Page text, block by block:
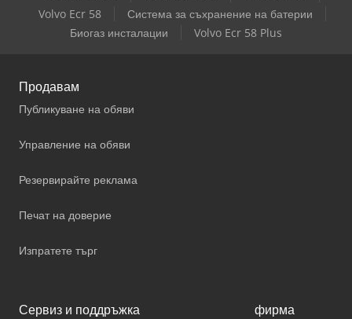
Volvo Ecr 58
Система за съхранение на батерии
Биогаз инсталации
Volvo Ecr 58 Plus
Продавам
Публикуване на обяви
Управление на обяви
Резервирайте реклама
Печат на доверие
Изпратете търг
Сервиз и поддръжка фирма